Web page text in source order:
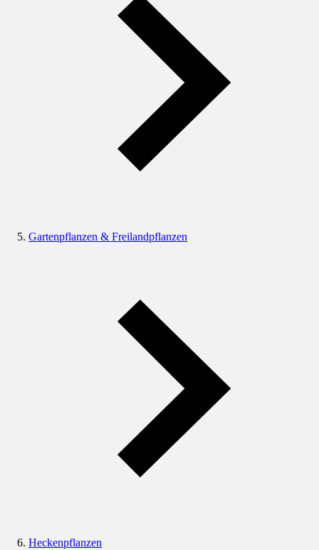
Gartenpflanzen & Freilandpflanzen
Heckenpflanzen